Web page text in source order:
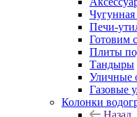
Чугунная
Печи-
Готовим
Плиты
Тандыры
Уличные
Газовые
Колонки
Назад